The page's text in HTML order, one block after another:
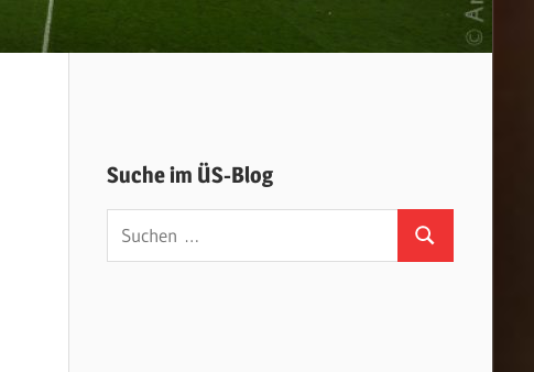
Suche im ÜS-Blog
Suchen
nach:
Suchen